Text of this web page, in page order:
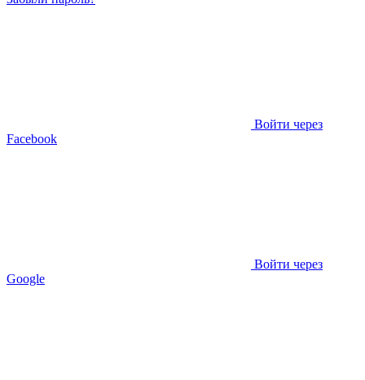
Войти через
Facebook
Войти через
Google